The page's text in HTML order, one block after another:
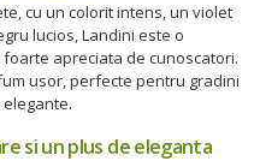
cu un colorit intens, un violet
lucios, Landini este o
apreciata de cunoscatori.
usor, perfecte pentru gradini
si un plus de eleganta